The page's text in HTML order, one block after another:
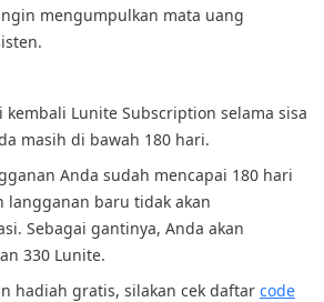
mengumpulkan mata uang
Lunite Subscription selama sisa
masih di bawah 180 hari.
Anda sudah mencapai 180 hari
langganan baru tidak akan
Sebagai gantinya, Anda akan
330 Lunite.
hadiah gratis, silakan cek daftar code